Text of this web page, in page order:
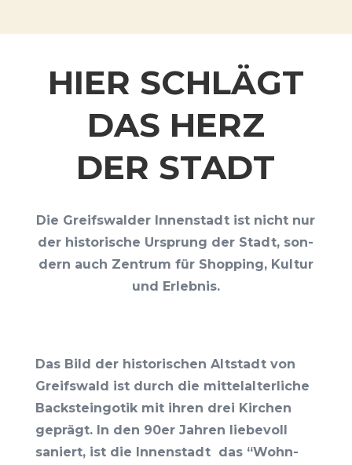
HIER SCHLÄGT
DAS HERZ
DER STADT
Die Greifs­wal­der Innen­stadt ist nicht nur
der his­to­ri­sche Ursprung der Stadt, son­
dern auch Zen­trum für Shop­ping, Kul­tur
und Erlebnis.
Das Bild der his­to­ri­schen Alt­stadt von
Greifs­wald ist durch die mit­tel­al­ter­li­che
Back­stein­go­tik mit ihren drei Kir­chen
geprägt. In den 90er Jah­ren lie­be­voll
saniert, ist die Innen­stadt das “Wohn­